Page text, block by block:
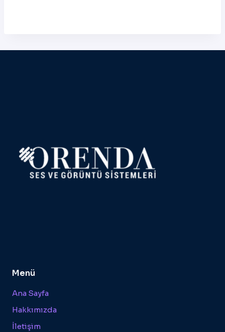
Menü
Ana Sayfa
Hakkımızda
İletişim